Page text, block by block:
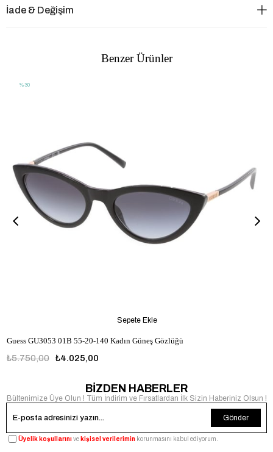
İade & Değişim
Benzer Ürünler
Guess GU3053 01B 55-20-140 Kadın Güneş Gözlüğü
₺4.025,00
₺5.750,00
Sepete Ekle
%30
BİZDEN HABERLER
Bültenimize Üye Olun ! Tüm İndirim ve Fırsatlardan İlk Sizin Haberiniz Olsun !
Gönder
Üyelik koşullarınıve kişisel verilerimin korunmasını kabul ediyorum.